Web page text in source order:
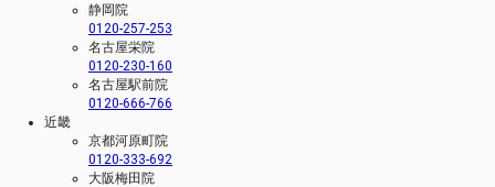
静岡院
0120-257-253
名古屋栄院
0120-230-160
名古屋駅前院
0120-666-766
近畿
京都河原町院
0120-333-692
大阪梅田院